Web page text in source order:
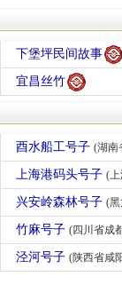
下堡坪民间故事
宜昌丝竹
酉水船工号子 (湖南
上海港码头号子 (
兴安岭森林号子 (
竹麻号子 (四川省成
泾河号子 (陕西省咸